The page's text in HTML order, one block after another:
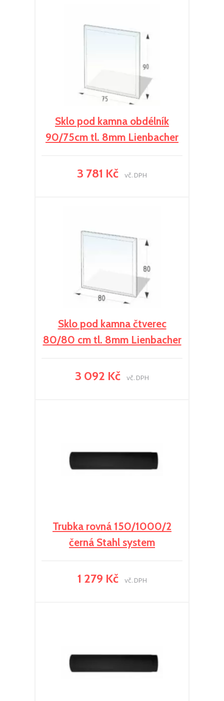
Sklo pod kamna obdélník
90/75cm tl. 8mm Lienbacher
3 781 Kč vč. DPH
Sklo pod kamna čtverec
80/80 cm tl. 8mm Lienbacher
3 092 Kč vč. DPH
Trubka rovná 150/1000/2
černá Stahl system
1 279 Kč vč. DPH